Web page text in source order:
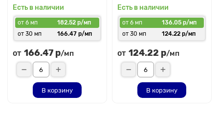
Есть в наличии
от 6 мп
182.52 р/мп
от 30 мп
166.47 р/мп
от 166.47 р/мп
В корзину
Есть в наличии
от 6 мп
136.05 р/мп
от 30 мп
124.22 р/мп
от 124.22 р/мп
В корзину